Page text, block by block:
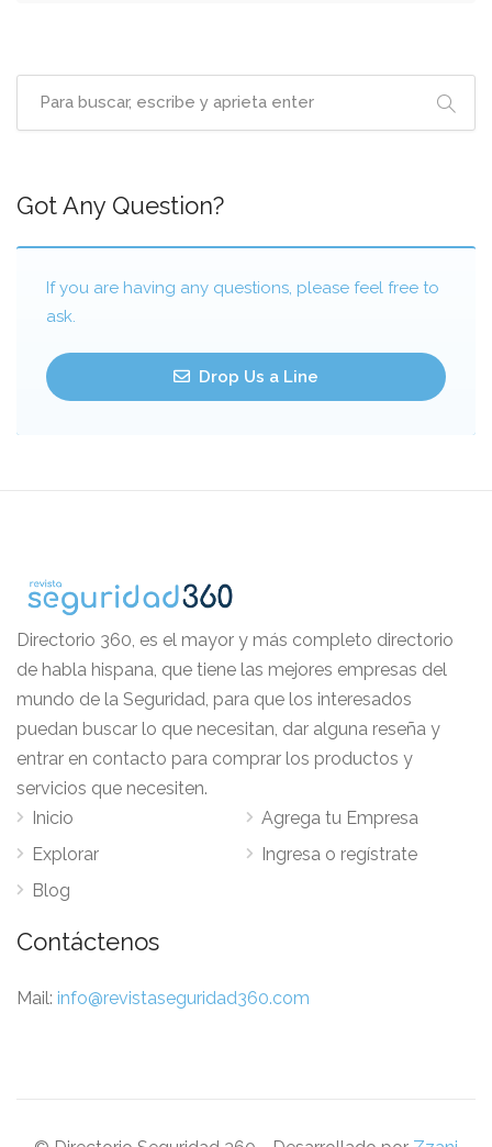
Got Any Question?
If you are having any questions, please feel free to
ask.
Drop Us a Line
Directorio 360, es el mayor y más completo directorio
de habla hispana, que tiene las mejores empresas del
mundo de la Seguridad, para que los interesados
puedan buscar lo que necesitan, dar alguna reseña y
entrar en contacto para comprar los productos y
servicios que necesiten.
Inicio
Explorar
Blog
Agrega tu Empresa
Ingresa o regístrate
Contáctenos
Mail: info@revistaseguridad360.com